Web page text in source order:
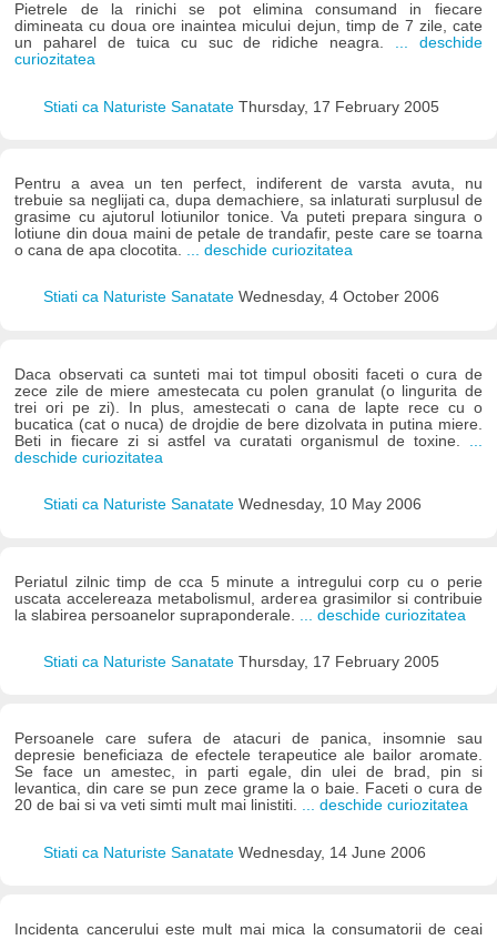
Pietrele de la rinichi se pot elimina consumand in fiecare
dimineata cu doua ore inaintea micului dejun, timp de 7 zile, cate
un paharel de tuica cu suc de ridiche neagra. ... deschide
curiozitatea
Stiati ca Naturiste Sanatate Thursday, 17 February 2005
Pentru a avea un ten perfect, indiferent de varsta avuta, nu
trebuie sa neglijati ca, dupa demachiere, sa inlaturati surplusul de
grasime cu ajutorul lotiunilor tonice. Va puteti prepara singura o
lotiune din doua maini de petale de trandafir, peste care se toarna
o cana de apa clocotita. ... deschide curiozitatea
Stiati ca Naturiste Sanatate Wednesday, 4 October 2006
Daca observati ca sunteti mai tot timpul obositi faceti o cura de
zece zile de miere amestecata cu polen granulat (o lingurita de
trei ori pe zi). In plus, amestecati o cana de lapte rece cu o
bucatica (cat o nuca) de drojdie de bere dizolvata in putina miere.
Beti in fiecare zi si astfel va curatati organismul de toxine.
deschide curiozitatea
Stiati ca Naturiste Sanatate Wednesday, 10 May 2006
Periatul zilnic timp de cca 5 minute a intregului corp cu o perie
uscata accelereaza metabolismul, arderea grasimilor si contribuie
la slabirea persoanelor supraponderale.
... deschide curiozitatea
Stiati ca Naturiste Sanatate Thursday, 17 February 2005
Persoanele care sufera de atacuri de panica, insomnie sau
depresie beneficiaza de efectele terapeutice ale bailor aromate.
Se face un amestec, in parti egale, din ulei de brad, pin si
levantica, din care se pun zece grame la o baie. Faceti o cura de
20 de bai si va veti simti mult mai linistiti. ... deschide curiozitatea
Stiati ca Naturiste Sanatate Wednesday, 14 June 2006
Incidenta cancerului este mult mai mica la consumatorii de ceai